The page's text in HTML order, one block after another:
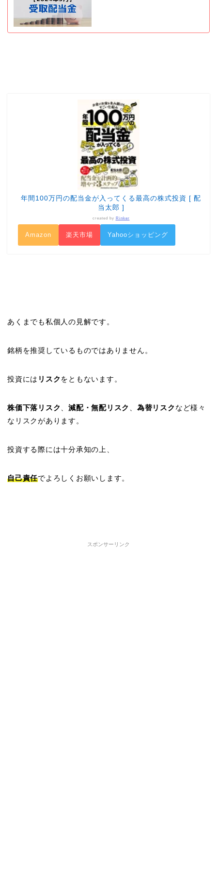
年間100万円の配当金が入ってくる最高の株式投資 [ 配
当太郎 ]
created by Rinker
Amazon 楽天市場 Yahooショッピング
あくまでも私個人の見解です。
銘柄を推奨しているものではありません。
投資には リスク をともないます。
株価下落リスク 、減配・無配リスク 為替リスク など様々
なリスクがあります。
投資する際には十分承知の上、
自己責任でよろしくお願いします。
スポンサーリンク